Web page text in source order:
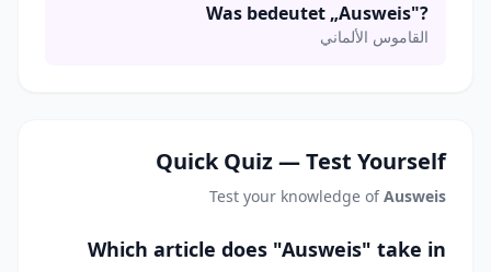
Was bedeutet „Ausweis"?
القاموس الألماني
Quick Quiz — Test Yourself
Test your knowledge ofAusweis
Which article does "Ausweis" take in